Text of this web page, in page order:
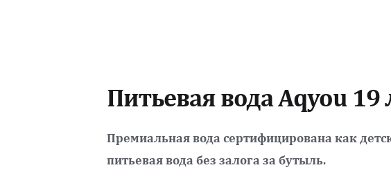
Питьевая вода Aqyou 19
Премиальная вода сертифицирована как
питьевая вода без залога за бутыль.